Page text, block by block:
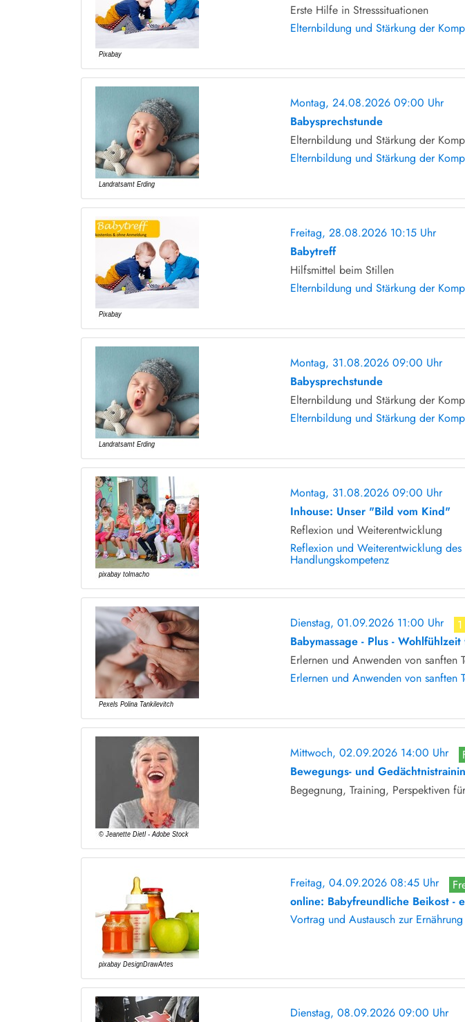
Erste Hilfe in Stresssituationen
Elternbildung und Stärkung der
Montag, 24.08.2026 09:00 Uhr
Babysprechstunde
Elternbildung und Stärkung der
Elternbildung und Stärkung der
Freitag, 28.08.2026 10:15 Uhr
Babytreff
Hilfsmittel beim Stillen
Elternbildung und Stärkung der
Montag, 31.08.2026 09:00 Uhr
Babysprechstunde
Elternbildung und Stärkung der
Elternbildung und Stärkung der
Montag, 31.08.2026 09:00 Uhr
Inhouse: Unser "Bild vom Kind"
Reflexion und Weiterentwicklung
Reflexion und Weiterentwicklung
Handlungskompetenz
Dienstag, 01.09.2026 11:00 Uhr
Babymassage - Plus -
Erlernen und Anwenden von sanften
Erlernen und Anwenden von sanften
Mittwoch, 02.09.2026 14:00 Uhr
Bewegungs- und
Begegnung, Training, Perspektiven
Freitag, 04.09.2026 08:45 Uhr
online: Babyfreundliche Beikost -
Vortrag und Austausch zur
Dienstag, 08.09.2026 09:00 Uhr